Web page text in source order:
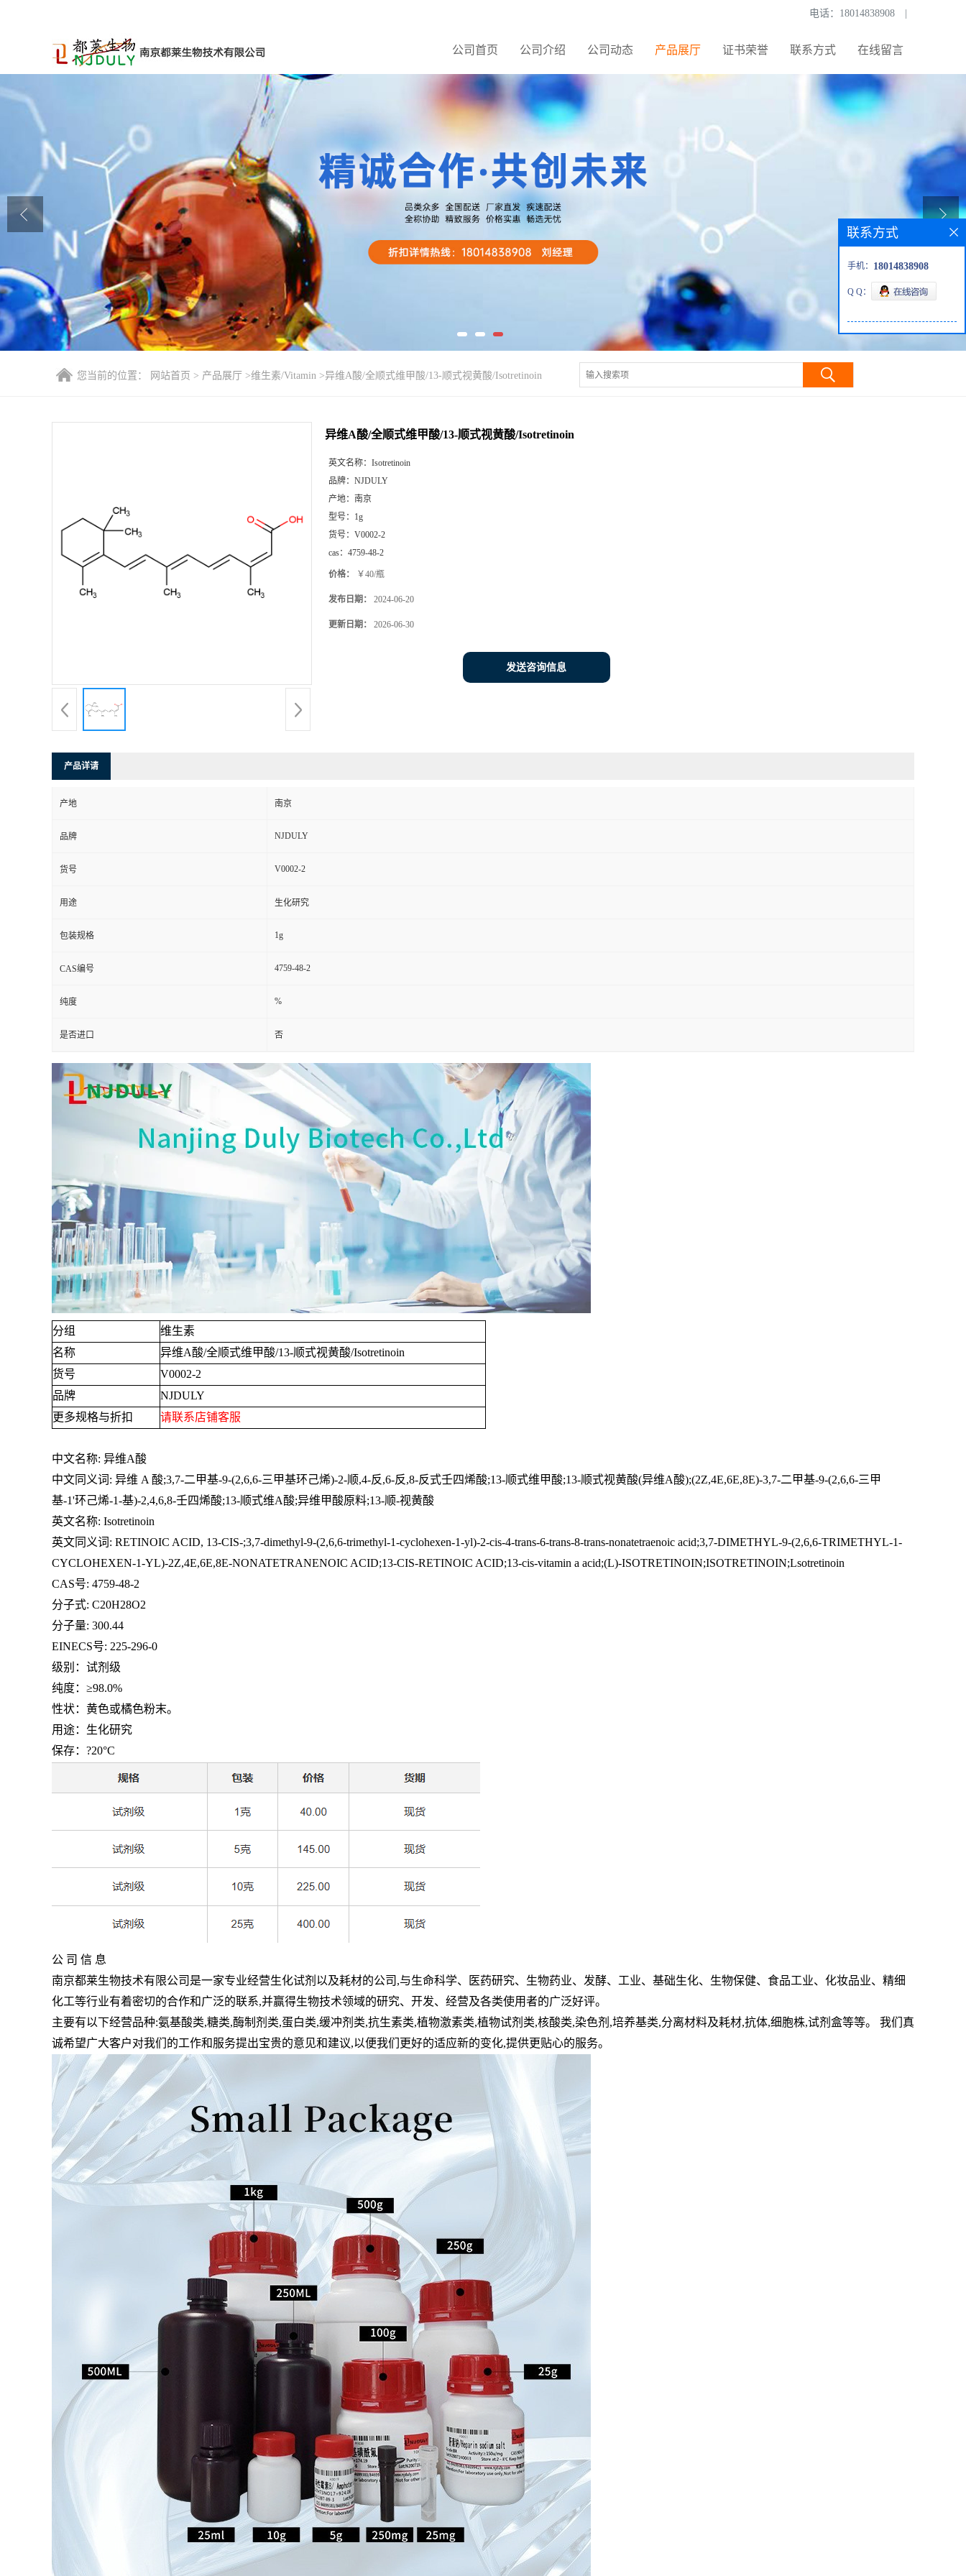
电话： 18014838908
公司首页 公司介绍 公司动态 产品展厅 证书荣誉 联系方式 在线留言
公司首页
公司动态
产品展厅
证书荣誉
联系方式
在线留言
您当前的位置： 网站首页 > 产品展厅 >维生素/Vitamin >异维A酸/全顺式维甲酸/13-顺式视黄酸/Isotretinoin
异维A酸/全顺式维甲酸/13-顺式视黄酸/Isotretinoin
英文名称： Isotretinoin
品牌： NJDULY
产地： 南京
型号： 1g
货号： V0002-2
cas： 4759-48-2
价格： ￥40/瓶
发布日期： 2024-06-20
更新日期： 2026-06-30
发送咨询信息
产品详请
产地 南京
品牌 NJDULY
货号 V0002-2
用途 生化研究
包装规格 1g
CAS编号 4759-48-2
纯度 %
是否进口 否
分组
维生素
名称
异维A酸/全顺式维甲酸/13-顺式视黄酸/Isotretinoin
货号
V0002-2
品牌
NJDULY
更多规格与折扣
请联系店铺客服
中文名称: 异维A酸
中文同义词 : 异维 A 酸;3,7-二甲基-9-(2,6,6-三甲基环己烯)-2-顺,4-反,6-反,8-反式壬四烯酸;13-顺式维甲酸;13-顺式视黄酸(异维A酸);(2Z,4E,6E,8E)-3,7-二甲基-9-(2,6,6-三甲
基-1'环己烯-1-基)-2,4,6,8-壬四烯酸;13-顺式维A酸;异维甲酸原料;13-顺-视黄酸
英文名称: Isotretinoin
英文同义词 : RETINOIC ACID, 13-CIS-;3,7-dimethyl-9-(2,6,6-trimethyl-1-cyclohexen-1-yl)-2-cis-4-trans-6-trans-8-trans-nonatetraenoic acid;3,7-DIMETHYL-9-(2,6,6-TRIMETHYL-1-
CYCLOHEXEN-1-YL)-2Z,4E,6E,8E-NONATETRANENOIC ACID;13-CIS-RETINOIC ACID;13-cis-vitamin a acid;(L)-ISOTRETINOIN;ISOTRETINOIN;Lsotretinoin
CAS号: 4759-48-2
分子式: C20H28O2
分子量: 300.44
EINECS号: 225-296-0
级别：试剂级
纯度：≥98.0%
性状：黄色或橘色粉末。
用途：生化研究
保存：?20°C
公 司 信 息
南京都莱生物技术有限公司是一家专业经营生化试剂以及耗材的公司 ,与生命科学、医药研究、生物药业、发酵、工业、基础生化、生物保健、食品工业、化妆品业、精细
化工等行业有着密切的合作和广泛的联系,并赢得生物技术领域的研究、开发、经营及各类使用者的广泛好评。
主要有以下经营品种:氨基酸类,糖类,酶制剂类,蛋白类,缓冲剂类,抗生素类,植物激素类,植物试剂类,核酸类,染色剂 ,培养基类,分离材料及耗材,抗体,细胞株,试剂盒等等。 我们真
诚希望广大客户对我们的工作和服务提出宝贵的意见和建议,以便我们更好的适应新的变化,提供更贴心的服务。
联系方式
手机： 18014838908
Q Q：